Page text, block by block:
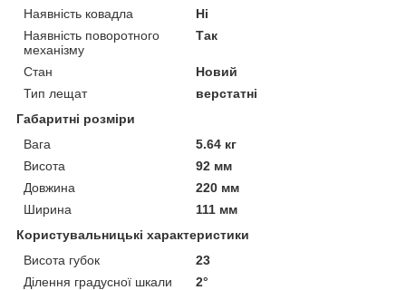
Наявність ковадла
Ні
Наявність поворотного
механізму
Так
Стан
Новий
Тип лещат
верстатні
Габаритні розміри
Вага
5.64 кг
Висота
92 мм
Довжина
220 мм
Ширина
111 мм
Користувальницькі характеристики
Висота губок
23
Ділення градусної шкали
2°